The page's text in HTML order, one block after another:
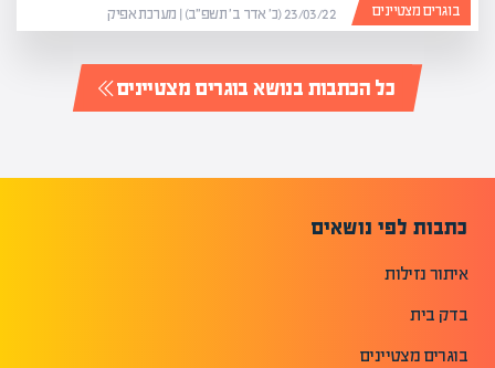
בוגרים מצטיינים 23/03/22 (כ׳ אדר ב׳ תשפ״ב) | מערכת אפיק
כל הכתבות בנושא בוגרים מצטיינים
כתבות לפי נושאים
איתור נזילות
בדק בית
בוגרים מצטיינים